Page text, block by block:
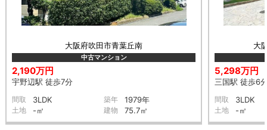
大阪府吹田市青葉丘南
中古マンション
2,190万円
宇野辺駅 徒歩7分
間取 3LDK 築年 1979年
土地 -㎡ 建物 75.7㎡
大
5,298万円
三国駅 徒歩6
間取 3LDK
土地 -㎡